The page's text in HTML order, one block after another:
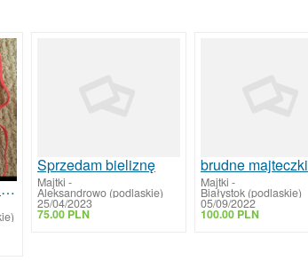
Seksowne ogniscie czerwone majtki z motylkiem noszone do 5 dni plus zabawa
Sprzedam bieliznę
Majtki -
Aleksandrowo (podlaskie)
25/04/2023
75.00 PLN
brudne majteczki
Majtki -
Białystok (podlaskie)
05/09/2022
100.00 PLN